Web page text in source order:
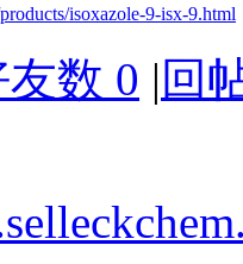
isoxazole-9-isx-9.html
友数 0 | 回